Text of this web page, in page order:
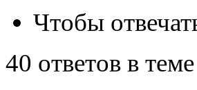
Чтобы
40 ответов в теме